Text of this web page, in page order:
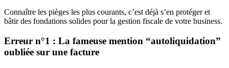
Connaître les pièges les plus courants, c’est déjà s’en protéger et
bâtir des fondations solides pour la gestion fiscale de votre business.
Erreur n°1 : La fameuse mention “autoliquidation”
oubliée sur une facture